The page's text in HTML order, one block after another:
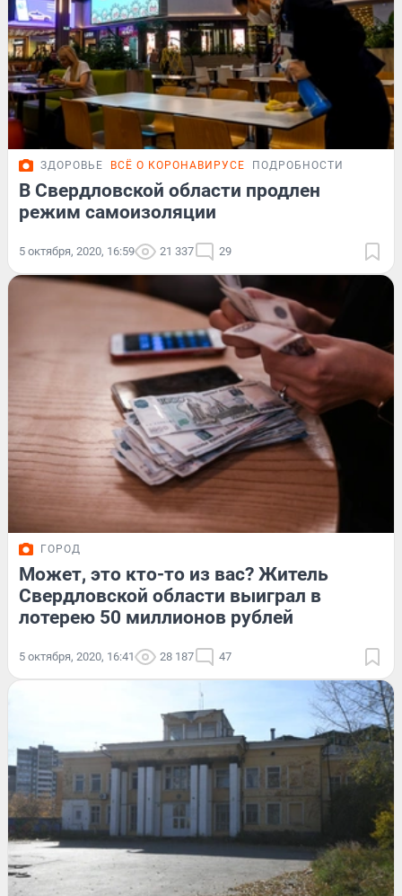
ЗДОРОВЬЕ ВСЁ О КОРОНАВИРУСЕ ПОДРОБНОСТИ
В Свердловской области продлен
режим самоизоляции
5 октября, 2020, 16:59 21 337 29
ГОРОД
Может, это кто-то из вас? Житель
Свердловской области выиграл в
лотерею 50 миллионов рублей
5 октября, 2020, 16:41 28 187 47